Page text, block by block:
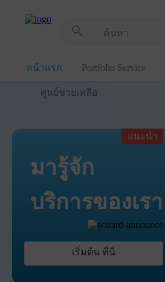
search
หน้าแรก Portfolio Service
ศูนย์ช่วยเหลือ
แนะนำ
มารู้จัก
บริการของเรา
เริ่มต้น ที่นี่